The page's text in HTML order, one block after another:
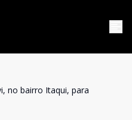
no bairro Itaqui, para